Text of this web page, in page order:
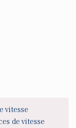
vitesse
de vitesse